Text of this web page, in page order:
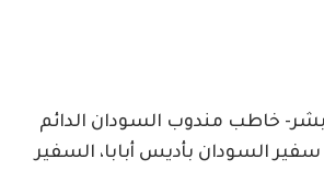
خاطب مندوب السودان الدائم
سفير السودان بأديس أبابا، السفير